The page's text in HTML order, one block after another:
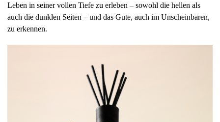
Leben in seiner vollen Tiefe zu erleben – sowohl die hellen als
auch die dunklen Seiten – und das Gute, auch im Unscheinbaren,
zu erkennen.